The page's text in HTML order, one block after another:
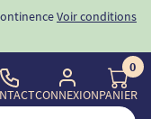
la 1ère commande
CONNEXION
0
PANIER